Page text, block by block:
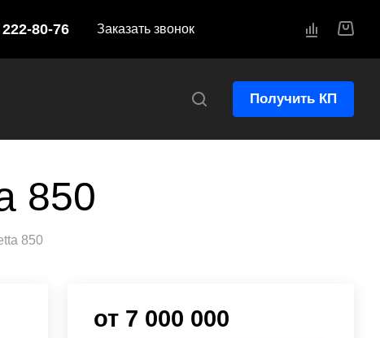
80-76 Заказать звонок
Получить КП
850
850
от 7 000 000